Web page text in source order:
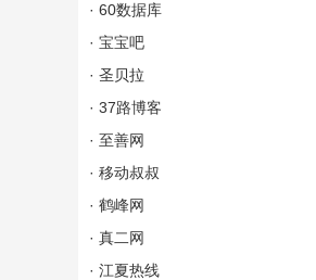
· 60数据库
· 宝宝吧
· 圣贝拉
· 37路博客
· 至善网
· 移动叔叔
· 鹤峰网
· 真二网
· 江夏热线